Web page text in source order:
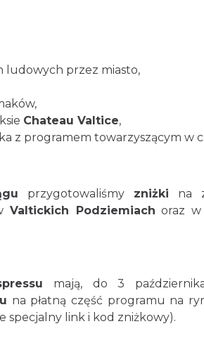
ludowych przez miasto,
Chateau Valtice,
z programem towarzyszącym w
przygotowaliśmy zniżki na
Valtickich Podziemiach oraz
mają, do 3
na płatną część programu na
specjalny link i kod zniżkowy).